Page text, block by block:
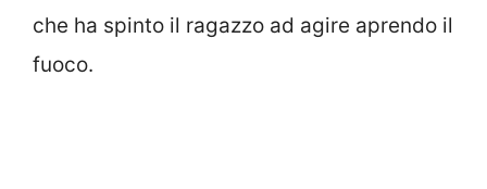
che ha spinto il ragazzo ad agire aprendo il
fuoco.